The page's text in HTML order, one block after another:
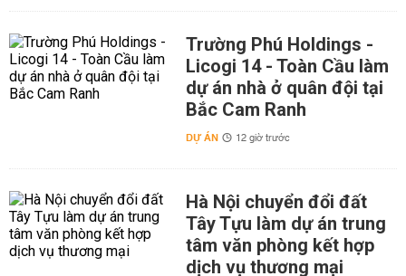
Trường Phú Holdings -
Licogi 14 - Toàn Cầu làm
dự án nhà ở quân đội tại
Bắc Cam Ranh
DỰ ÁN 12 giờ trước
Hà Nội chuyển đổi đất
Tây Tựu làm dự án trung
tâm văn phòng kết hợp
dịch vụ thương mại